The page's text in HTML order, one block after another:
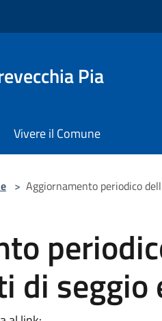
Pia
Vivere il Comune
> Aggiornamento periodico
di